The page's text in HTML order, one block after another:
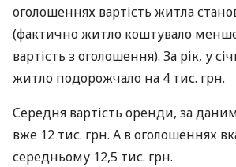
оголошеннях вартість житла
(фактично житло коштувало
вартість з оголошення). За рік, у
житло подорожчало на 4 тис. грн.
Середня вартість оренди, за
вже 12 тис. грн. А в оголошеннях
середньому 12,5 тис. грн.